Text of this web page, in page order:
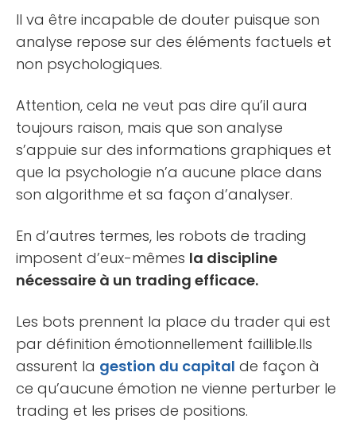
Il va être incapable de douter puisque son
analyse repose sur des éléments factuels et
non psychologiques.
Attention, cela ne veut pas dire qu’il aura
toujours raison, mais que son analyse
s’appuie sur des informations graphiques et
que la psychologie n’a aucune place dans
son algorithme et sa façon d’analyser.
En d’autres termes, les robots de trading
imposent d’eux-mêmes la discipline
nécessaire à un trading efficace.
Les bots prennent la place du trader qui est
par définition émotionnellement faillible.Ils
assurent la gestion du capital de façon à
ce qu’aucune émotion ne vienne perturber le
trading et les prises de positions.